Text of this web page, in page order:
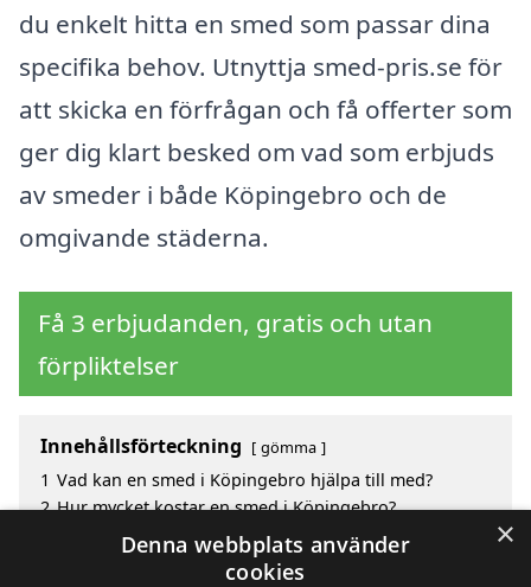
du enkelt hitta en smed som passar dina
specifika behov. Utnyttja smed-pris.se för
att skicka en förfrågan och få offerter som
ger dig klart besked om vad som erbjuds
av smeder i både Köpingebro och de
omgivande städerna.
Få 3 erbjudanden, gratis och utan
förpliktelser
Innehållsförteckning gömma
1 Vad kan en smed i Köpingebro hjälpa till med?
2 Hur mycket kostar en smed i Köpingebro?
Fördelar med att välja smed i Köpingebro
Sök efter en skicklig smed i de omgivande städerna
×
Denna webbplats använder
cookies